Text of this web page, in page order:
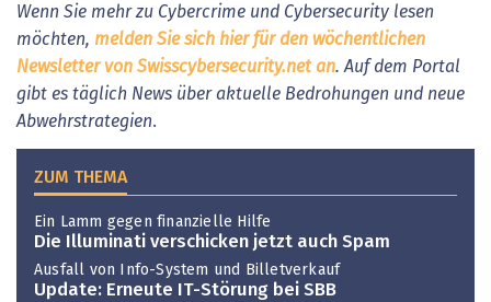
Wenn Sie mehr zu Cybercrime und Cybersecurity lesen
möchten, melden Sie sich hier für den wöchentlichen
Newsletter von Swisscybersecurity.net an. Auf dem Portal
gibt es täglich News über aktuelle Bedrohungen und neue
Abwehrstrategien.
ZUM THEMA
Ein Lamm gegen finanzielle Hilfe
Die Illuminati verschicken jetzt auch Spam
Ausfall von Info-System und Billetverkauf
Update: Erneute IT-Störung bei SBB